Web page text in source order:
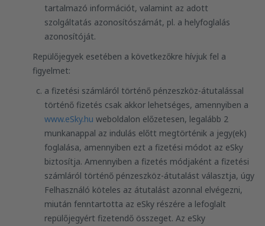
tartalmazó információt, valamint az adott
szolgáltatás azonosítószámát, pl. a helyfoglalás
azonosítóját.
Repülőjegyek esetében a következőkre hívjuk fel a
figyelmet:
a fizetési számláról történő pénzeszköz-átutalással
történő fizetés csak akkor lehetséges, amennyiben a
www.eSky.hu weboldalon előzetesen, legalább 2
munkanappal az indulás előtt megtörténik a jegy(ek)
foglalása, amennyiben ezt a fizetési módot az eSky
biztosítja. Amennyiben a fizetés módjaként a fizetési
számláról történő pénzeszköz-átutalást választja, úgy
Felhasználó köteles az átutalást azonnal elvégezni,
miután fenntartotta az eSky részére a lefoglalt
repülőjegyért fizetendő összeget. Az eSky